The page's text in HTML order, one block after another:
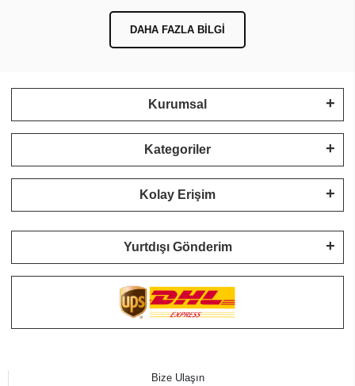
DAHA FAZLA BILGI
Kurumsal
Kategoriler
Kolay Erişim
Yurtdışı Gönderim
Bize Ulaşın